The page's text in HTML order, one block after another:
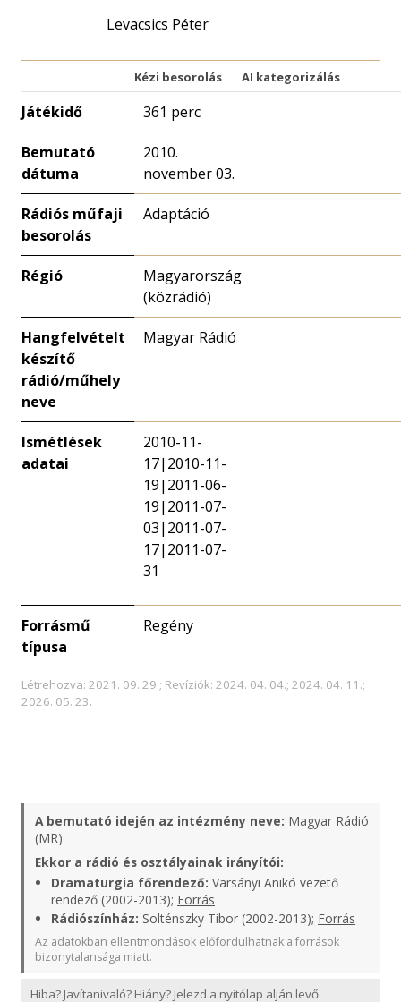
Levacsics Péter
Kézi besorolás AI kategorizálás
Játékidő 361 perc
Bemutató
dátuma
2010.
november 03.
Rádiós műfaji
besorolás
Adaptáció
Régió
Magyarország
(közrádió)
Hangfelvételt
készítő
rádió/műhely
neve
Magyar Rádió
Ismétlések
adatai
2010-11-
17|2010-11-
19|2011-06-
19|2011-07-
03|2011-07-
17|2011-07-
31
Forrásmű
típusa
Regény
Létrehozva: 2021. 09. 29.; Revíziók: 2024. 04. 04.; 2024. 04. 11.;
2026. 05. 23.
A bemutató idején az intézmény neve: Magyar Rádió
(MR)
Ekkor a rádió és osztályainak irányítói:
Dramaturgia főrendező: Varsányi Anikó vezető
rendező (2002-2013); Forrás
Rádiószínház: Solténszky Tibor (2002-2013); Forrás
Az adatokban ellentmondások előfordulhatnak a források
bizonytalansága miatt.
Hiba? Javítanivaló? Hiány? Jelezd a nyitólap alján levő